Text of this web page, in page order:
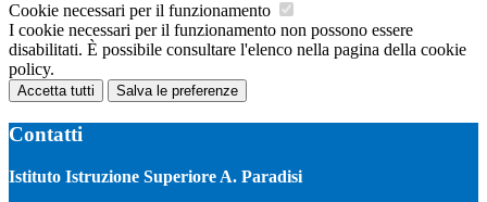
Cookie necessari per il funzionamento
I cookie necessari per il funzionamento non possono essere
disabilitati. È possibile consultare l'elenco nella pagina della cookie
policy.
Accetta tutti Salva le preferenze
Contatti
Istituto Istruzione Superiore A. Paradisi